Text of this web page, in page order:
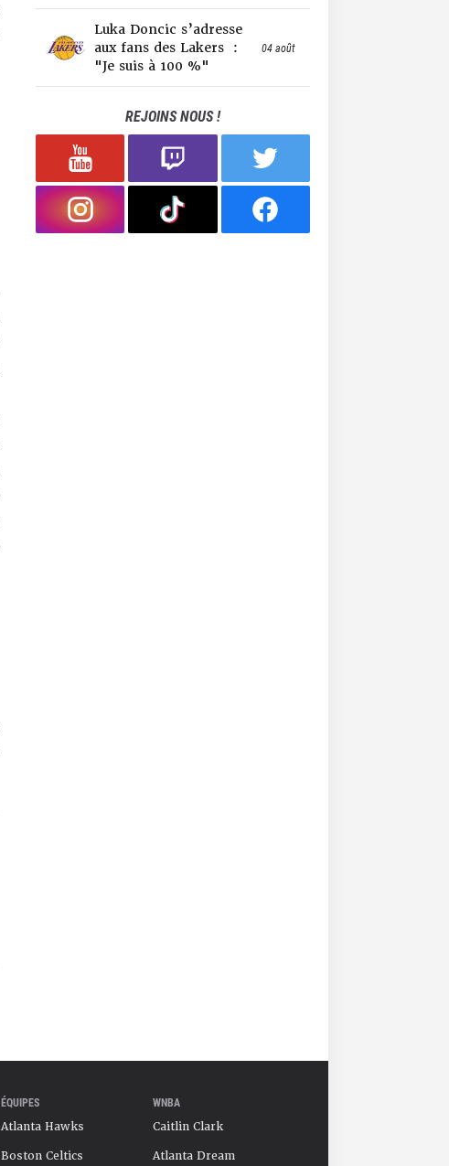
Luka Doncic s’adresse
aux fans des Lakers :
"Je suis à 100 %"
04 août
REJOINS NOUS !
ÉQUIPES
Atlanta Hawks
Boston Celtics
WNBA
Caitlin Clark
Atlanta Dream